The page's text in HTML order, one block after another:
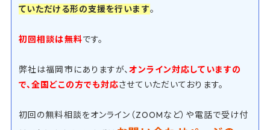
ていただける形の支援を行います。
初回相談は無料です。
弊社は福岡市にありますが、オンライン対応していますの
で、全国どこの方でも対応させていただいております。
初回の無料相談をオンライン（ZOOMなど）や電話で受け付